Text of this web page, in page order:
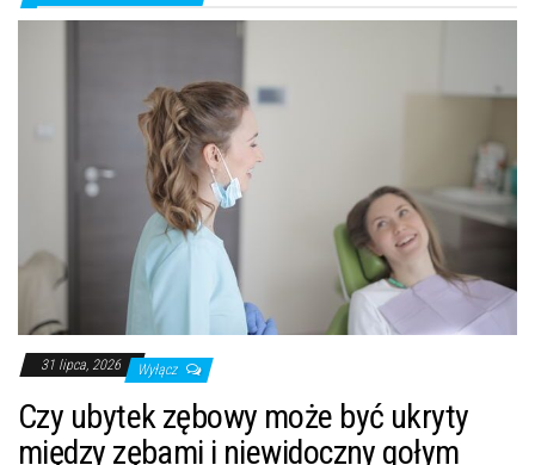
31 lipca, 2026 Wyłącz
Czy ubytek zębowy może być ukryty
między zębami i niewidoczny gołym